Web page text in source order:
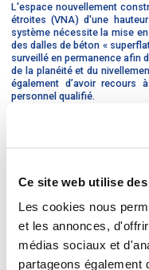
Ce site web utilise des
Les cookies nous
et les annonces,
médias sociaux et
partageons également
L'espace nouvellement
étroites (VNA) d'une
système nécessite la mise
des dalles de béton «
surveillé en permanence afin
de la planéité et du
également d’avoir
personnel qualifié.
projet